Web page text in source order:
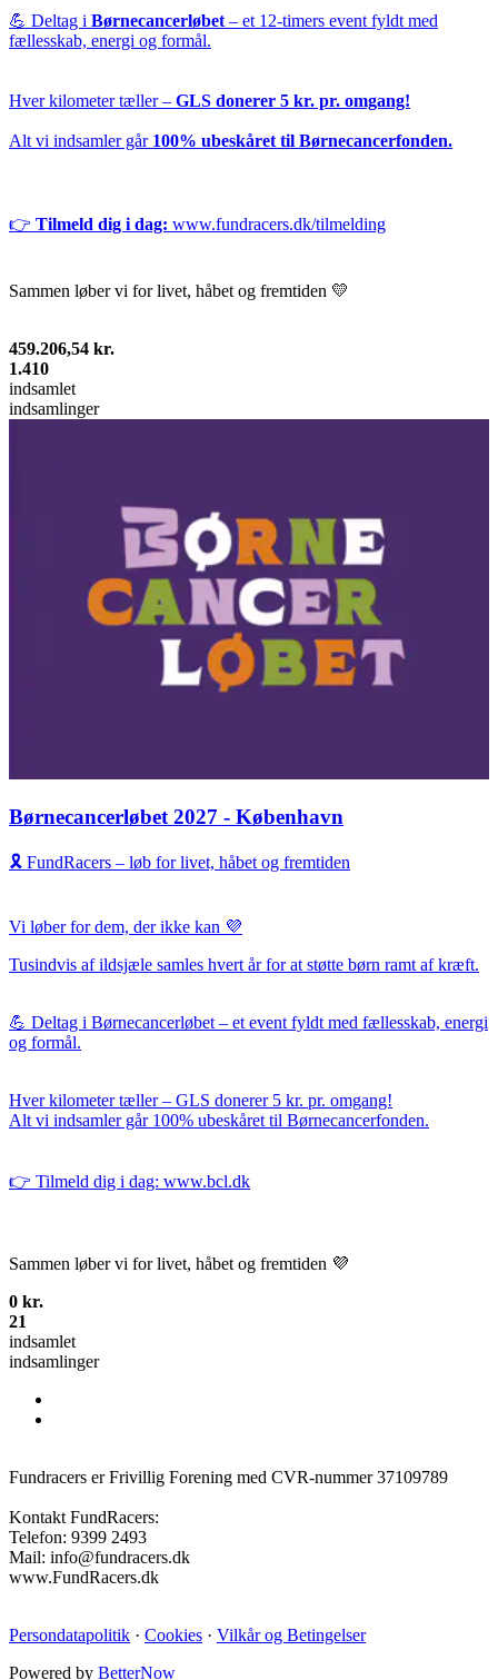
💪 Deltag i Børnecancerløbet – et 12-timers event fyldt med
fællesskab, energi og formål.
Hver kilometer tæller – GLS donerer 5 kr. pr. omgang!
Alt vi indsamler går 100% ubeskåret til Børnecancerfonden.
👉 Tilmeld dig i dag: www.fundracers.dk/tilmelding
Sammen løber vi for livet, håbet og fremtiden 💛
459.206,54 kr.
1.410
indsamlet
indsamlinger
Børnecancerløbet 2027 - København
🎗️ FundRacers – løb for livet, håbet og fremtiden
Vi løber for dem, der ikke kan 💜
Tusindvis af ildsjæle samles hvert år for at støtte børn ramt af kræft.
💪 Deltag i Børnecancerløbet– et event fyldt med fællesskab, energi
og formål.
Hver kilometer tæller – GLS donerer 5 kr. pr. omgang!
Alt vi indsamler går 100% ubeskåret til Børnecancerfonden.
👉 Tilmeld dig i dag: www.bcl.dk
Sammen løber vi for livet, håbet og fremtiden 💜
0 kr.
21
indsamlet
indsamlinger
Fundracers er Frivillig Forening med CVR-nummer 37109789
Kontakt FundRacers:
Telefon: 9399 2493
Mail: info@fundracers.dk
www.FundRacers.dk
Persondatapolitik · Cookies · Vilkår og Betingelser
Powered by BetterNow